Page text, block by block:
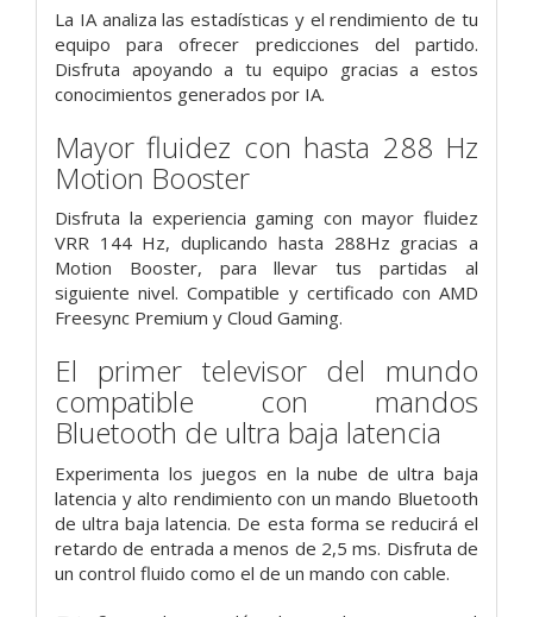
La IA analiza las estadísticas y el rendimiento de tu
equipo para ofrecer predicciones del partido.
Disfruta apoyando a tu equipo gracias a estos
conocimientos generados por IA.
Mayor fluidez con hasta 288 Hz
Motion Booster
Disfruta la experiencia gaming con mayor fluidez
VRR 144 Hz, duplicando hasta 288Hz gracias a
Motion Booster, para llevar tus partidas al
siguiente nivel. Compatible y certificado con AMD
Freesync Premium y Cloud Gaming.
El primer televisor del mundo
compatible con mandos
Bluetooth de ultra baja latencia
Experimenta los juegos en la nube de ultra baja
latencia y alto rendimiento con un mando Bluetooth
de ultra baja latencia. De esta forma se reducirá el
retardo de entrada a menos de 2,5 ms. Disfruta de
un control fluido como el de un mando con cable.